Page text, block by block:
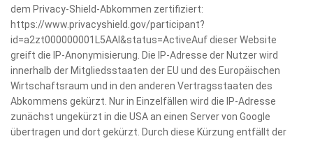
dem Privacy-Shield-Abkommen zertifiziert:
https://www.privacyshield.gov/participant?
id=a2zt000000001L5AAI&status=ActiveAuf dieser Website
greift die IP-Anonymisierung. Die IP-Adresse der Nutzer wird
innerhalb der Mitgliedsstaaten der EU und des Europäischen
Wirtschaftsraum und in den anderen Vertragsstaaten des
Abkommens gekürzt. Nur in Einzelfällen wird die IP-Adresse
zunächst ungekürzt in die USA an einen Server von Google
übertragen und dort gekürzt. Durch diese Kürzung entfällt der